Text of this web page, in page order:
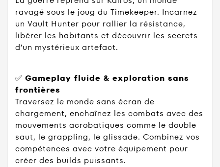
ravagé sous le joug du Timekeeper. Incarnez
un Vault Hunter pour rallier la résistance,
libérer les habitants et découvrir les secrets
d’un mystérieux artefact.
✅ Gameplay fluide & exploration sans
frontières
Traversez le monde sans écran de
chargement, enchaînez les combats avec des
mouvements acrobatiques comme le double
saut, le grappling, le glissade. Combinez vos
compétences avec votre équipement pour
créer des builds puissants.